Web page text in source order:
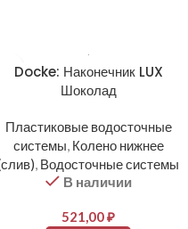
Docke: Наконечник LUX
Шоколад
Пластиковые водосточные
системы, Колено нижнее
, Водосточные системы
В наличии
521,00₽